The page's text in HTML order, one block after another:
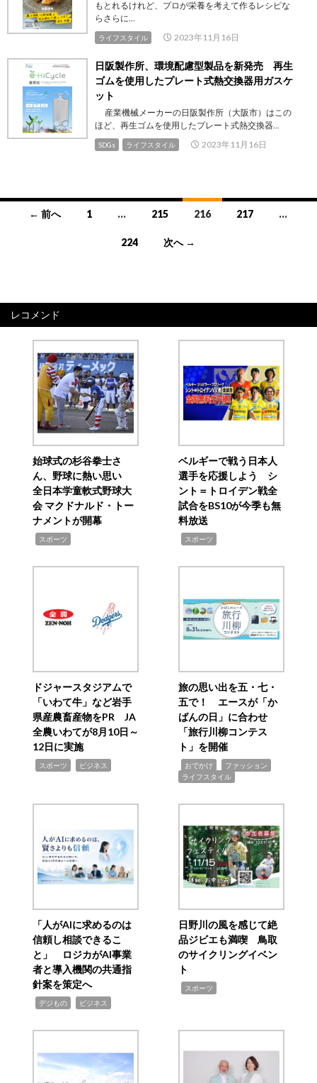
もとれるけれど、プロが栄養を考えて作るレシピな
らさらに...
ライフスタイル 2023年11月16日
日阪製作所、環境配慮型製品を新発売 再生
ゴムを使用したプレート式熱交換器用ガスケ
ット
産業機械メーカーの日阪製作所（大阪市）はこの
ほど、再生ゴムを使用したプレート式熱交換器...
SDGs ライフスタイル 2023年11月16日
ゲ
← 前へ 1 … 215 216 217 …
224 次へ →
レコメンド
始球式の杉谷拳士さ
ん、野球に熱い思い
全日本学童軟式野球大
会 マクドナルド・トー
ナメントが開幕
スポーツ
ベルギーで戦う日本人
選手を応援しよう シ
ント＝トロイデン戦全
試合をBS10が今季も無
料放送
スポーツ
ドジャースタジアムで
「いわて牛」など岩手
県産農畜産物をPR JA
全農いわてが8月10日～
12日に実施
スポーツ ビジネス
旅の思い出を五・七・
五で！ エースが「か
ばんの日」に合わせ
「旅行川柳コンテス
ト」を開催
おでかけ ファッション
ライフスタイル
「人がAIに求めるのは
信頼し相談できるこ
と」 ロジカがAI事業
者と導入機関の共通指
針案を策定へ
デジもの ビジネス
日野川の風を感じて絶
品ジビエも満喫 鳥取
のサイクリングイベン
ト
スポーツ